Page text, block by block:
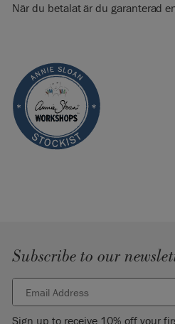
När du betalat är du garanterad
Subscribe to our
Sign up to receive 10% off your